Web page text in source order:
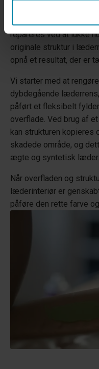
HVORDAN
Huller eller revner i
repareres ved at lukke
originale struktur i
opnå et resultat, der er
Vi starter med at
dybdegående
påført et fleksibelt
overflade. Ved brug af
kan strukturen kopieres
skadede område, og
ægte og syntetisk læder.
Når overfladen og
læderinteriør er
påføre den rette farve